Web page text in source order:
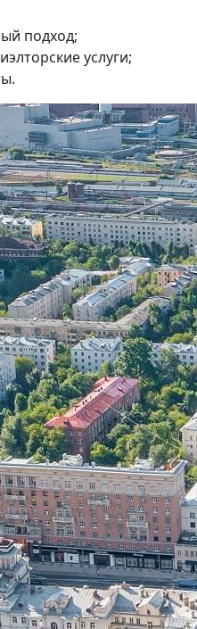
подход;
услуги;